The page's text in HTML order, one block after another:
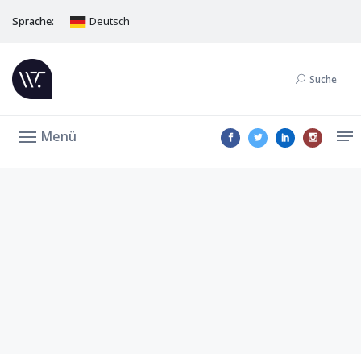
Sprache: Deutsch
Suche
Menü